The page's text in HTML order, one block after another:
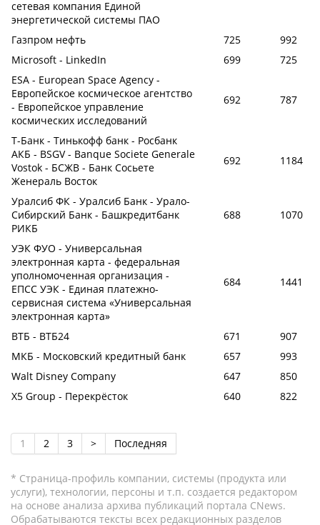
сетевая компания Единой
энергетической системы ПАО
Газпром нефть 725
992
Microsoft - LinkedIn
699
725
ESA - European Space Agency -
Европейское космическое агентство
- Европейское управление
космических исследований
692 787
Т-Банк - Тинькофф банк - Росбанк
АКБ - BSGV - Banque Societe Generale
Vostok - БСЖВ - Банк Сосьете
Женераль Восток
692 1184
Уралсиб ФК - Уралсиб Банк - Урало-
Сибирский Банк - Башкредитбанк
РИКБ
688 1070
УЭК ФУО - Универсальная
электронная карта - федеральная
уполномоченная организация -
ЕПСС УЭК - Единая платежно-
сервисная система «Универсальная
электронная карта»
684 1441
ВТБ - ВТБ24 671
907
МКБ - Московский кредитный банк
657
993
Walt Disney Company
647
850
X5 Group - Перекрёсток
640 822
1 2 3 > Последняя
* Страница-профиль компании, системы (продукта или
услуги), технологии, персоны и т.п. создается редактором
на основе анализа архива публикаций портала CNews.
Обрабатываются тексты всех редакционных разделов